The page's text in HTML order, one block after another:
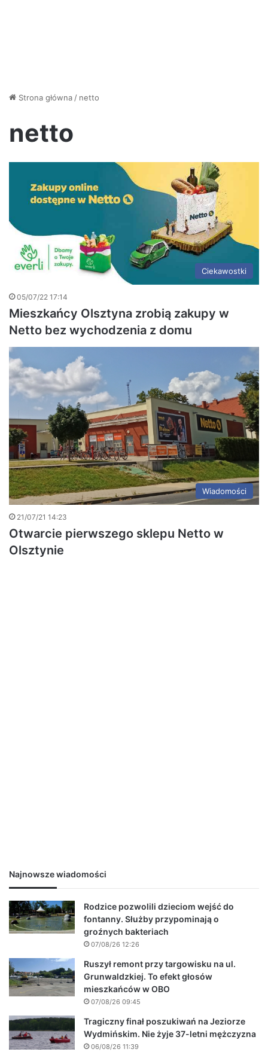
Strona główna / netto
netto
Ciekawostki
05/07/22 17:14
Mieszkańcy Olsztyna zrobią zakupy w
Netto bez wychodzenia z domu
Wiadomości
21/07/21 14:23
Otwarcie pierwszego sklepu Netto w
Olsztynie
Najnowsze wiadomości
Rodzice pozwolili dzieciom wejść do
fontanny. Służby przypominają o
groźnych bakteriach
07/08/26 12:26
Ruszył remont przy targowisku na ul.
Grunwaldzkiej. To efekt głosów
mieszkańców w OBO
07/08/26 09:45
Tragiczny finał poszukiwań na Jeziorze
Wydmińskim. Nie żyje 37-letni mężczyzna
06/08/26 11:39